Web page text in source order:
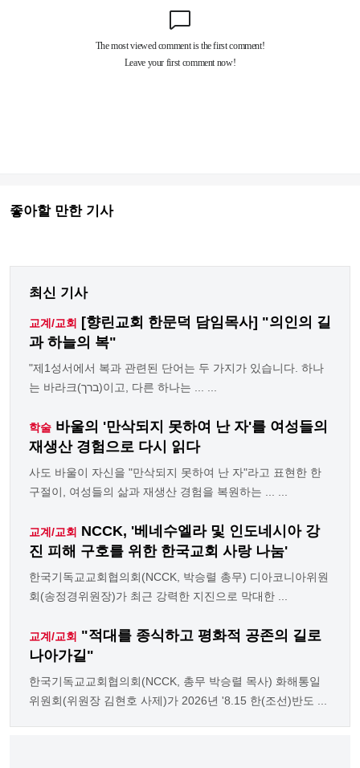
좋아할 만한 기사
최신 기사
교계/교회 [향린교회 한문덕 담임목사] "의인의 길
과 하늘의 복"
"제1성서에서 복과 관련된 단어는 두 가지가 있습니다. 하나
는 바라크(ברך)이고, 다른 하나는 ... ...
학술 바울의 '만삭되지 못하여 난 자'를 여성들의
재생산 경험으로 다시 읽다
사도 바울이 자신을 "만삭되지 못하여 난 자"라고 표현한 한
구절이, 여성들의 삶과 재생산 경험을 복원하는 ... ...
교계/교회 NCCK, '베네수엘라 및 인도네시아 강
진 피해 구호를 위한 한국교회 사랑 나눔'
한국기독교교회협의회(NCCK, 박승렬 총무) 디아코니아위원
회(송정경위원장)가 최근 강력한 지진으로 막대한 ...
교계/교회 "적대를 종식하고 평화적 공존의 길로
나아가길"
한국기독교교회협의회(NCCK, 총무 박승렬 목사) 화해통일
위원회(위원장 김현호 사제)가 2026년 '8.15 한(조선)반도 ...